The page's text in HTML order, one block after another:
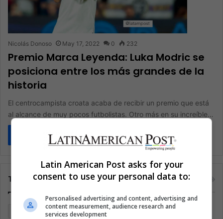
Nicolás Donoso May 17, 2022 0 232
Premio Marca Leyenda: Luka Modric se
posiciona entre los más grandes de la
historia
El centrocampista croata acaba de recibir un premio que está
al alcance de muy pocos futbolistas. Otro más en su increíble…
Read More »
Tags
Brasil Cine Cine y televisión Colombia Coronavirus
Latin American Post asks for your
consent to use your personal data to:
Personalised advertising and content, advertising and
content measurement, audience research and
services development